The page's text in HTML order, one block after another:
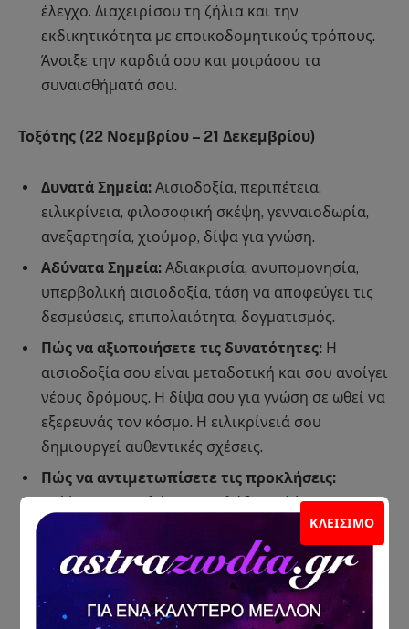
ΚΛΕΊΣΙΜΟ
έλεγχο. Διαχειρίσου τη ζήλια και την
εκδικητικότητα με εποικοδομητικούς τρόπους.
Άνοιξε την καρδιά σου και μοιράσου τα
συναισθήματά σου.
Τοξότης (22 Νοεμβρίου – 21 Δεκεμβρίου)
Δυνατά Σημεία: Αισιοδοξία, περιπέτεια,
ειλικρίνεια, φιλοσοφική σκέψη, γενναιοδωρία,
ανεξαρτησία, χιούμορ, δίψα για γνώση.
Αδύνατα Σημεία: Αδιακρισία, ανυπομονησία,
υπερβολική αισιοδοξία, τάση να αποφεύγει τις
δεσμεύσεις, επιπολαιότητα, δογματισμός.
Πώς να αξιοποιήσετε τις δυνατότητες: Η
αισιοδοξία σου είναι μεταδοτική και σου ανοίγει
νέους δρόμους. Η δίψα σου για γνώση σε ωθεί να
εξερευνάς τον κόσμο. Η ειλικρίνειά σου
δημιουργεί αυθεντικές σχέσεις.
Πώς να αντιμετωπίσετε τις προκλήσεις:
Σκέψου πριν μιλήσεις και λάβε υπόψη τα
συναισθήματα των άλλων. Καλλιέργησε την
υπομονή και προσπάθησε να είσαι πιο συνεπής
στις δεσμεύσεις σου. Βρες μια ισορροπία
ανάμεσα στην ελευθερία και την ευθύνη.